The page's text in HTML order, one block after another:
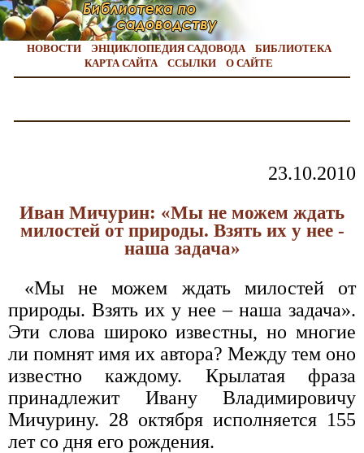
НОВОСТИ ЭНЦИКЛОПЕДИЯ САДОВОДА
БИБЛИОТЕКА
КАРТА САЙТА
ССЫЛКИ О САЙТЕ
23.10.2010
Иван Мичурин: «Мы не можем ждать
милостей от природы. Взять их у нее -
наша задача»
«Мы не можем ждать милостей от
природы. Взять их у нее – наша задача».
Эти слова широко известны, но многие
ли помнят имя их автора? Между тем оно
известно каждому. Крылатая фраза
принадлежит Ивану Владимировичу
Мичурину. 28 октября исполняется 155
лет со дня его рождения.